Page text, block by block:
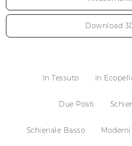
Download
In Tessuto In
Due Posti
Schienale Basso Moderni